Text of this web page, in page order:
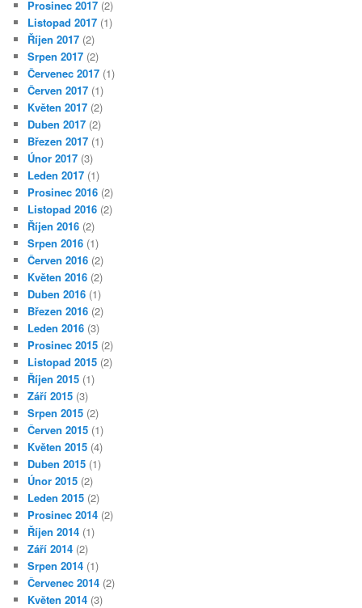
Prosinec 2017 (2)
Listopad 2017 (1)
Říjen 2017 (2)
Srpen 2017 (2)
Červenec 2017 (1)
Červen 2017 (1)
Květen 2017 (2)
Duben 2017 (2)
Březen 2017 (1)
Únor 2017 (3)
Leden 2017 (1)
Prosinec 2016 (2)
Listopad 2016 (2)
Říjen 2016 (2)
Srpen 2016 (1)
Červen 2016 (2)
Květen 2016 (2)
Duben 2016 (1)
Březen 2016 (2)
Leden 2016 (3)
Prosinec 2015 (2)
Listopad 2015 (2)
Říjen 2015 (1)
Září 2015 (3)
Srpen 2015 (2)
Červen 2015 (1)
Květen 2015 (4)
Duben 2015 (1)
Únor 2015 (2)
Leden 2015 (2)
Prosinec 2014 (2)
Říjen 2014 (1)
Září 2014 (2)
Srpen 2014 (1)
Červenec 2014 (2)
Květen 2014 (3)